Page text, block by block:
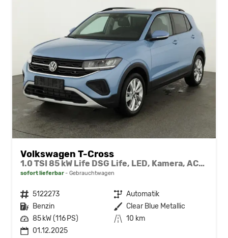
Volkswagen T-Cross
1.0 TSI 85 kW Life DSG Life, LED, Kamera, ACC, Side, Winter, 17-Zoll, 3-J. Garantie
sofort lieferbar Gebrauchtwagen
Fahrzeugnr. 5122273 Getriebe Automatik
Kraftstoff Benzin Außenfarbe Clear Blue Metallic
Leistung 85 kW (116 PS) Kilometerstand 10 km
01.12.2025